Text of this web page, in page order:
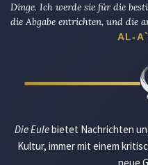
Dinge. Ich werde sie für die
die Abgabe entrichten, und die
AL-
Die Eulebietet Nachrichten
Kultur, immer mit einem